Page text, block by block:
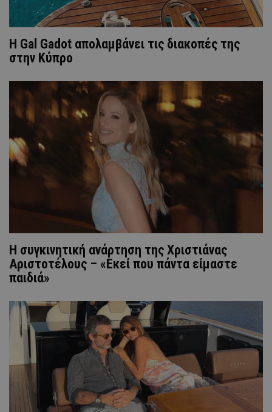
Η Gal Gadot απολαμβάνει τις διακοπές της
στην Κύπρο
H συγκινητική ανάρτηση της Χριστιάνας
Αριστοτέλους – «Εκεί που πάντα είμαστε
παιδιά»